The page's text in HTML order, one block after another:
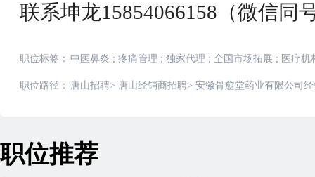
联系坤龙15854066158（微信同
职位标签： 中医鼻炎 ; 疼痛管理 ; 独家代理 ; 全国市场拓展 ; 医疗机
职位路径： 唐山招聘> 唐山经销商招聘> 安徽骨愈堂药业有限公司
职位推荐